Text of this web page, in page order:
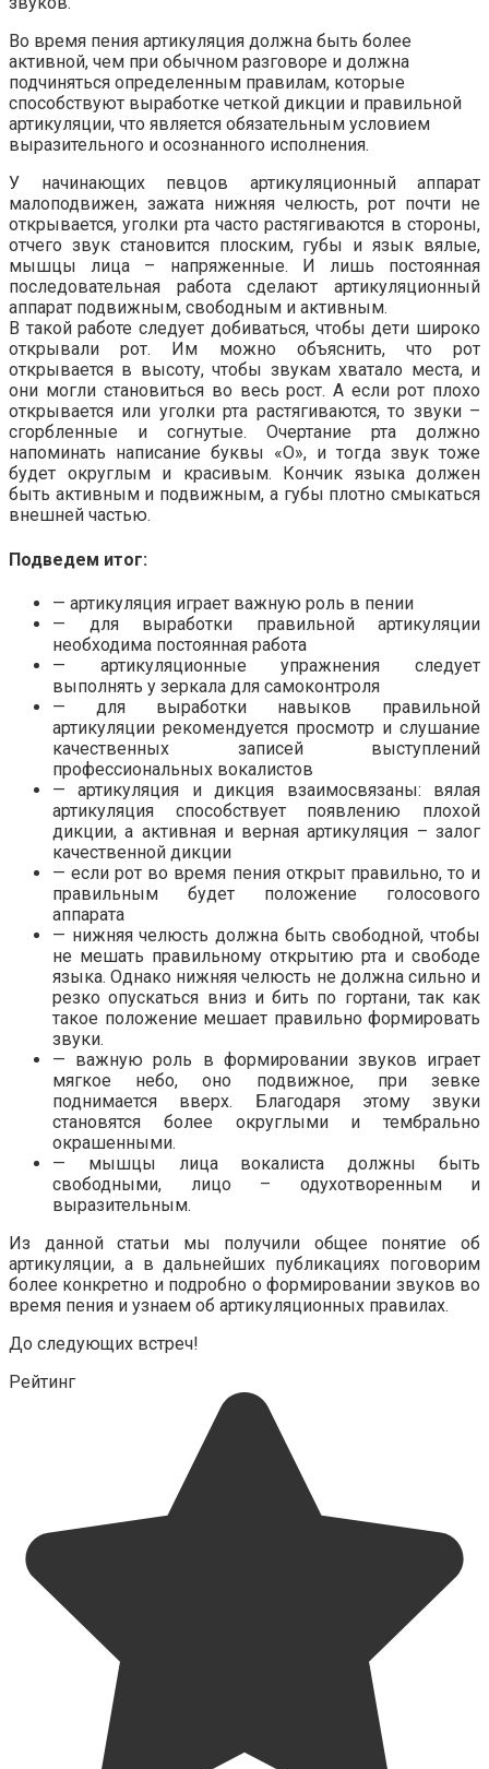
Во время пения артикуляция должна быть более
активной, чем при обычном разговоре и должна
подчиняться определенным правилам, которые
способствуют выработке четкой дикции и правильной
артикуляции, что является обязательным условием
выразительного и осознанного исполнения.
У начинающих певцов артикуляционный аппарат
малоподвижен, зажата нижняя челюсть, рот почти не
открывается, уголки рта часто растягиваются в стороны,
отчего звук становится плоским, губы и язык вялые,
мышцы лица – напряженные. И лишь постоянная
последовательная работа сделают артикуляционный
аппарат подвижным, свободным и активным.
В такой работе следует добиваться, чтобы дети широко
открывали рот. Им можно объяснить, что рот
открывается в высоту, чтобы звукам хватало места, и
они могли становиться во весь рост. А если рот плохо
открывается или уголки рта растягиваются, то звуки –
сгорбленные и согнутые. Очертание рта должно
напоминать написание буквы «О», и тогда звук тоже
будет округлым и красивым. Кончик языка должен
быть активным и подвижным, а губы плотно смыкаться
внешней частью.
Подведем итог:
— артикуляция играет важную роль в пении
— для выработки правильной артикуляции
необходима постоянная работа
— артикуляционные упражнения следует
выполнять у зеркала для самоконтроля
— для выработки навыков правильной
артикуляции рекомендуется просмотр и слушание
качественных записей выступлений
профессиональных вокалистов
— артикуляция и дикция взаимосвязаны: вялая
артикуляция способствует появлению плохой
дикции, а активная и верная артикуляция – залог
качественной дикции
— если рот во время пения открыт правильно, то и
правильным будет положение голосового
аппарата
— нижняя челюсть должна быть свободной, чтобы
не мешать правильному открытию рта и свободе
языка. Однако нижняя челюсть не должна сильно и
резко опускаться вниз и бить по гортани, так как
такое положение мешает правильно формировать
звуки.
— важную роль в формировании звуков играет
мягкое небо, оно подвижное, при зевке
поднимается вверх. Благодаря этому звуки
становятся более округлыми и тембрально
окрашенными.
— мышцы лица вокалиста должны быть
свободными, лицо – одухотворенным и
выразительным.
Из данной статьи мы получили общее понятие об
артикуляции, а в дальнейших публикациях поговорим
более конкретно и подробно о формировании звуков во
время пения и узнаем об артикуляционных правилах.
До следующих встреч!
Рейтинг